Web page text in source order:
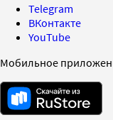
Telegram
ВКонтакте
YouTube
Мобильное